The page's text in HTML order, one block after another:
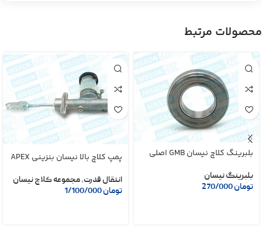
محصولات مرتبط
بلبرینگ کلاچ نیسان GMB اصلی
بلبرینگ نیسان
تومان
پمپ کلاچ بالا نیسان بنزینی APEX
انتقال قدرت,مجموعه کلاچ نیسان
تومان